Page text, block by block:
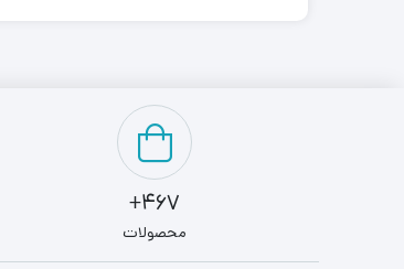
467+
محصولات